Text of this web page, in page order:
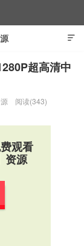

超高清中
阅读(343)
观看
资源